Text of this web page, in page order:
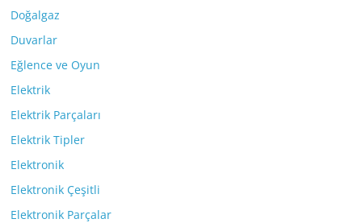
Doğalgaz
Duvarlar
Eğlence ve Oyun
Elektrik
Elektrik Parçaları
Elektrik Tipler
Elektronik
Elektronik Çeşitli
Elektronik Parçalar